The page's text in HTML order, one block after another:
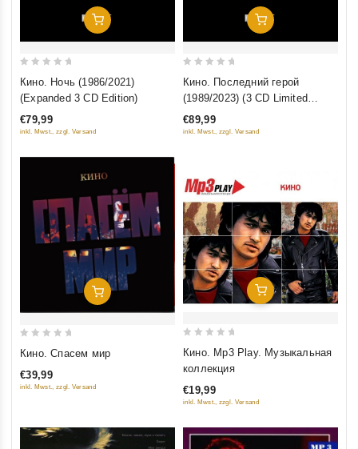
Добавить В Корзину
5
Кино. Ночь (1986/2021)
(Expanded 3 CD Edition)
€79,99
inkl. Mwst., zzgl. Versand
Добавить В Корзину
5
Кино. Последний герой
(1989/2023) (3 CD Limited
Edition)
€89,99
inkl. Mwst., zzgl. Versand
Добавить В Корзину
of
Кино. Спасем мир
€39,99
inkl. Mwst., zzgl. Versand
Добавить В Корзину
5
Кино. Mp3 Play. Музыкальная
коллекция
€19,99
inkl. Mwst., zzgl. Versand